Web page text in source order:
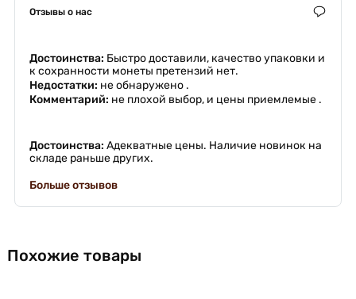
Отзывы о нас
Достоинства: Быстро доставили, качество упаковки и
к сохранности монеты претензий нет.
Недостатки: не обнаружено .
Комментарий: не плохой выбор, и цены приемлемые .
Достоинства: Адекватные цены. Наличие новинок на
складе раньше других.
Больше отзывов
Похожие товары